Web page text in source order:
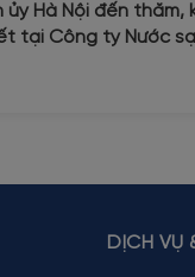
ủy Hà Nội đến thăm,
tại Công ty Nước
DỊCH VỤ